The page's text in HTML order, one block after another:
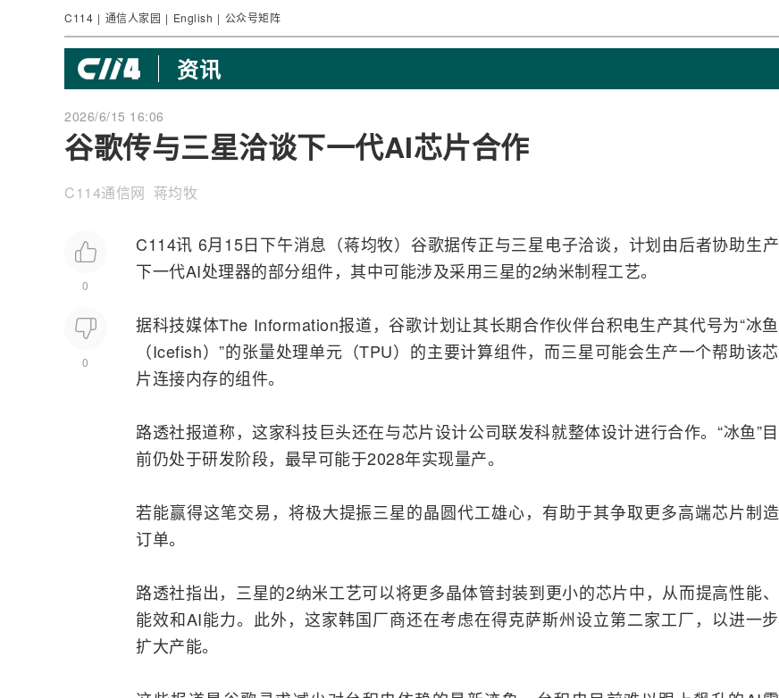
C114 | 通信人家园 | English | 公众号矩阵
资讯
2026/6/15 16:06
谷歌传与三星洽谈下一代AI芯片合作
C114通信网 蒋均牧
0
0
C114讯 6月15日下午消息（蒋均牧）谷歌据传正与三星电子洽谈，计划由后者协助生产
下一代AI处理器的部分组件，其中可能涉及采用三星的2纳米制程工艺。
据科技媒体The Information报道，谷歌计划让其长期合作伙伴台积电生产其代号为“冰鱼
（Icefish）”的张量处理单元（TPU）的主要计算组件，而三星可能会生产一个帮助该芯
片连接内存的组件。
路透社报道称，这家科技巨头还在与芯片设计公司联发科就整体设计进行合作。“冰鱼”目
前仍处于研发阶段，最早可能于2028年实现量产。
若能赢得这笔交易，将极大提振三星的晶圆代工雄心，有助于其争取更多高端芯片制造
订单。
路透社指出，三星的2纳米工艺可以将更多晶体管封装到更小的芯片中，从而提高性能、
能效和AI能力。此外，这家韩国厂商还在考虑在得克萨斯州设立第二家工厂，以进一步
扩大产能。